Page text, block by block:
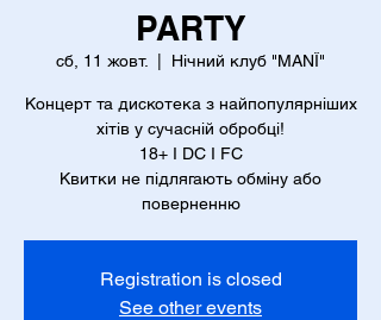
PARTY
сб, 11 жовт. Нічний клуб "MANÏ"
Концерт та дискотека з найпопулярніших
хітів у сучасній обробці!
18+ I DC I FC
Квитки не підлягають обміну або
поверненню
Registration is closed
See other events